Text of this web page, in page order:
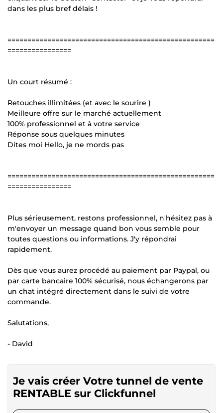
dans les plus bref délais !
====================================================
================
Un court résumé :
Retouches illimitées (et avec le sourire )
Meilleure offre sur le marché actuellement
100% professionnel et à votre service
Réponse sous quelques minutes
Dites moi Hello, je ne mords pas
====================================================
================
Plus sérieusement, restons professionnel, n'hésitez pas à
m'envoyer un message quand bon vous semble pour
toutes questions ou informations. J'y répondrai
rapidement.
Dès que vous aurez procédé au paiement par Paypal, ou
par carte bancaire 100% sécurisé, nous échangerons par
un chat intégré directement dans le suivi de votre
commande.
Salutations,
- David
Je vais créer Votre tunnel de vente
RENTABLE sur Clickfunnel